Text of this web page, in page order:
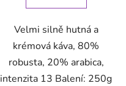
Velmi silně hutná a
krémová káva, 80%
robusta, 20% arabica,
intenzita 13 Balení: 250g